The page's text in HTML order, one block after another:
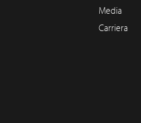
Media
Carriera